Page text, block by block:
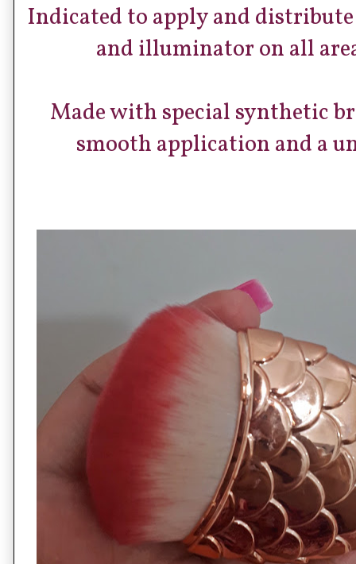
Indicated to apply and
and illuminator on all
Made with special synthetic
smooth application and a